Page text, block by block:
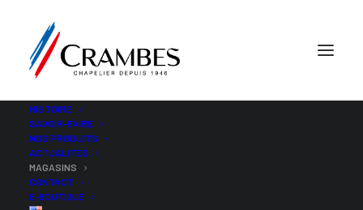
HISTOIRE
SAVOIR-FAIRE
NOS PRODUITS
ACTUALITÉS
MAGASINS
CONTACT
E-BOUTIQUE